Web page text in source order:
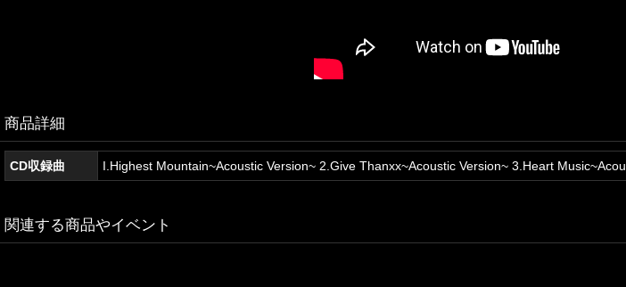
商品詳細
CD収録曲 I.Highest Mountain~Acoustic Version~ 2.Give Thanxx~Acoustic Version~ 3.Heart
関連する商品やイベント